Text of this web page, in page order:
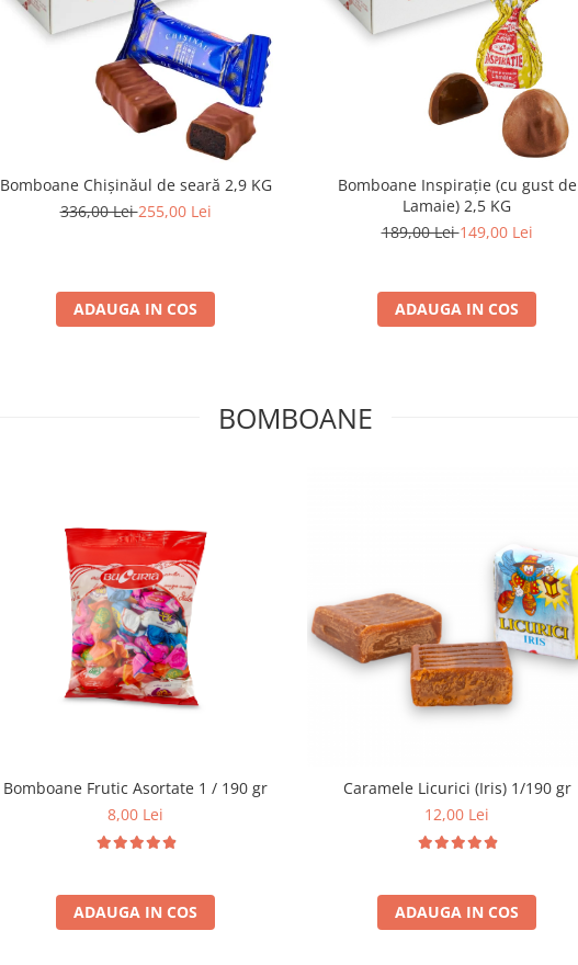
Bomboane Chişinăul de seară 2,9 KG
336,00 Lei255,00 Lei
ADAUGA IN COS
Bomboane Inspiraţie (cu gust de
Lamaie) 2,5 KG
189,00 Lei149,00 Lei
ADAUGA IN COS
BOMBOANE
Bomboane Frutic Asortate 1 / 190 gr
8,00 Lei
ADAUGA IN COS
Caramele Licurici (Iris) 1/190 gr
12,00 Lei
ADAUGA IN COS